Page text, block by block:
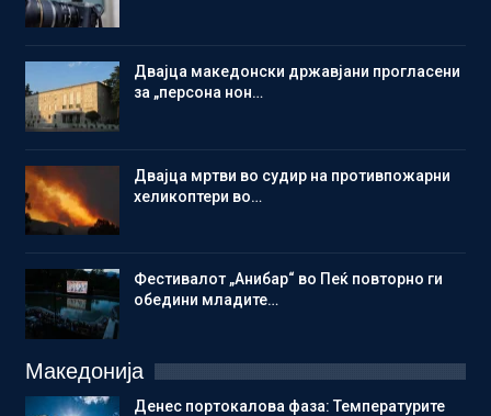
Двајца македонски државјани прогласени
за „персона нон…
Двајца мртви во судир на противпожарни
хеликоптери во…
Фестивалот „Анибар“ во Пеќ повторно ги
обедини младите…
Македонија
Денес портокалова фаза: Температурите